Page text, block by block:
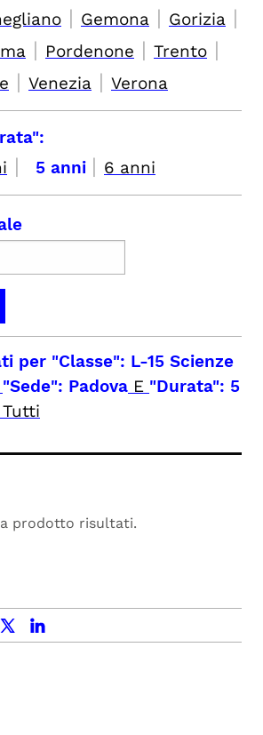
| Gemona | Gorizia |
| Pordenone | Trento |
| Venezia | Verona
| 5 anni | 6 anni
per "Classe": L-15 Scienze
"Sede": Padova E "Durata": 5
prodotto risultati.
linkedin